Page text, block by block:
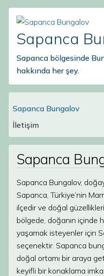
Sapanca
Sapanca bölgesinde
hakkında her şey.
Main
Sapanca Bungalov
İletişim
Sapanca
Sapanca Bungalov,
Sapanca, Türkiye’nin
ilçedir ve doğal
bölgede, doğanın içinde
yaşamak isteyenler için
seçenektir. Sapanca
doğal ortamı bir araya
keyifli bir konaklama